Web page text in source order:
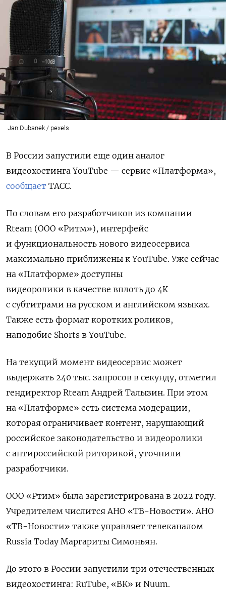
Jan Dubanek / pexels
В России запустили еще один аналог
видеохостинга YouTube — сервис «Платформа»,
сообщает ТАСС.
По словам его разработчиков из компании
Rteam (ООО «Ритм»), интерфейс
и функциональность нового видеосервиса
максимально приближены к YouTube. Уже сейчас
на «Платформе» доступны
видеоролики в качестве вплоть до 4К
с субтитрами на русском и английском языках.
Также есть формат коротких роликов,
наподобие Shorts в YouTube.
На текущий момент видеосервис может
выдержать 240 тыс. запросов в секунду, отметил
гендиректор Rteam Андрей Талызин. При этом
на «Платформе» есть система модерации,
которая ограничивает контент, нарушающий
российское законодательство и видеоролики
с антироссийской риторикой, уточнили
разработчики.
ООО «Ртим» была зарегистрирована в 2022 году.
Учредителем числится АНО «ТВ-Новости». АНО
«ТВ-Новости» также управляет телеканалом
Russia Today Маргариты Симоньян.
До этого в России запустили три отечественных
видеохостинга: RuTube, «ВК» и Nuum.